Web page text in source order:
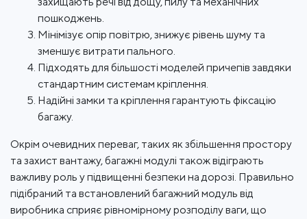
пошкоджень.
Мінімізує опір повітрю, знижує рівень шуму та
зменшує витрати пального.
Підходять для більшості моделей причепів завдяки
стандартним системам кріплення.
Надійні замки та кріплення гарантують фіксацію
багажу.
Окрім очевидних переваг, таких як збільшення простору
та захист вантажу, багажні модулі також відіграють
важливу роль у підвищенні безпеки на дорозі. Правильно
підібраний та встановлений багажний модуль від
виробника сприяє рівномірному розподілу ваги, що